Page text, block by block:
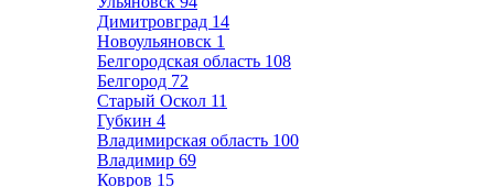
Димитровград 14
Новоульяновск 1
Белгородская область 108
Белгород 72
Старый Оскол 11
Губкин 4
Владимирская область 100
Владимир 69
Ковров 15